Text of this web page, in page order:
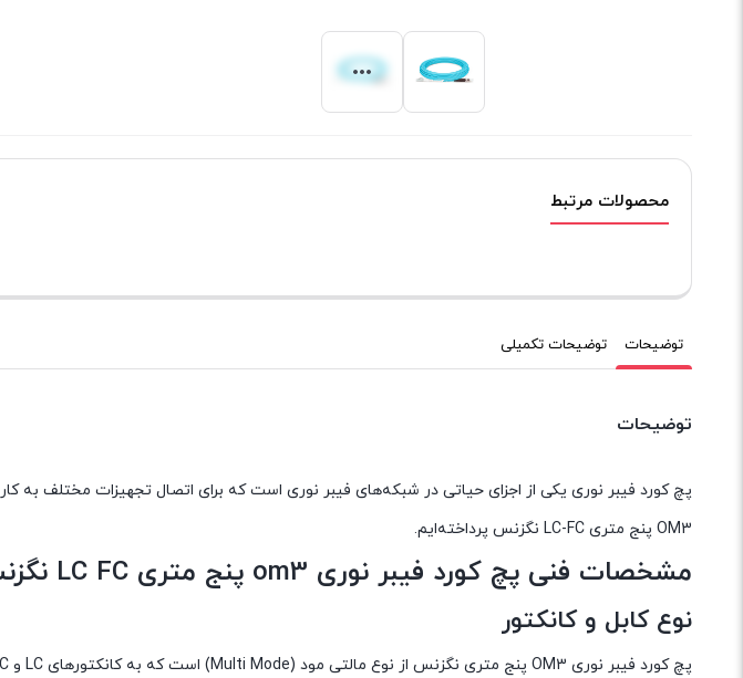
محصولات مرتبط
توضیحات توضیحات تکمیلی
توضیحات
پچ کورد فیبر نوری یکی از اجزای حیاتی در شبکه‌های فیبر نوری است که برای اتصال تجهیزات مختلف به
OM3 پنج متری LC-FC نگزنس پرداخته‌ایم.
مشخصات فنی پچ کورد فیبر نوری om3 پنج متری LC FC نگزنس
نوع کابل و کانکتور